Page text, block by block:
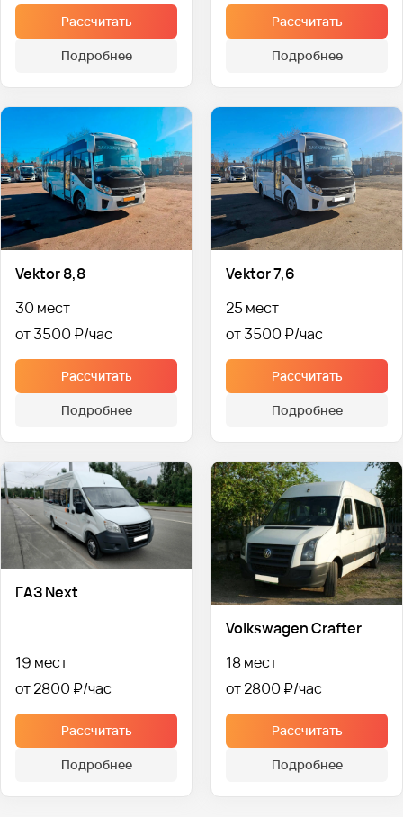
Рассчитать
Подробнее
Рассчитать
Подробнее
Vektor 8,8
30 мест
от 3500 ₽
Рассчитать
Подробнее
Vektor 7,6
25 мест
от 3500 ₽
Рассчитать
Подробнее
ГАЗ Next
19 мест
от 2800 ₽
Рассчитать
Подробнее
Volkswagen Crafter
18 мест
от 2800 ₽
Рассчитать
Подробнее